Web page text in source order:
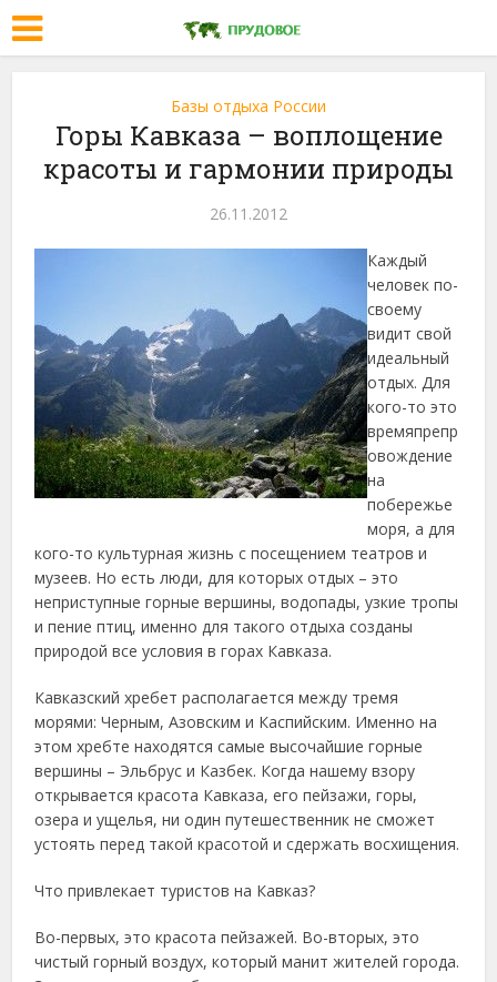
Базы отдыха России
Горы Кавказа – воплощение
красоты и гармонии природы
26.11.2012
Каждый
человек по-
своему
видит свой
идеальный
отдых. Для
кого-то это
времяпрепр
овождение
на
побережье
моря, а для
кого-то культурная жизнь с посещением театров и
музеев. Но есть люди, для которых отдых – это
неприступные горные вершины, водопады, узкие тропы
и пение птиц, именно для такого отдыха созданы
природой все условия в горах Кавказа.
Кавказский хребет располагается между тремя
морями: Черным, Азовским и Каспийским. Именно на
этом хребте находятся самые высочайшие горные
вершины – Эльбрус и Казбек. Когда нашему взору
открывается красота Кавказа, его пейзажи, горы,
озера и ущелья, ни один путешественник не сможет
устоять перед такой красотой и сдержать восхищения.
Что привлекает туристов на Кавказ?
Во-первых, это красота пейзажей. Во-вторых, это
чистый горный воздух, который манит жителей города.